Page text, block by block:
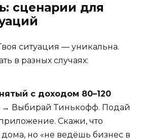
сценарии для
ситуация — уникальна.
в разных случаях:
с доходом 80–120
→ Выбирай Тинькофф. Подай
Скажи, что
но «не ведёшь бизнес в